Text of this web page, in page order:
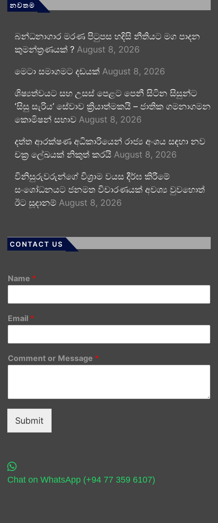
නවතම
බන්ධනාගාර මරණ පිටුපස හදිසි නීතියට මග පාදන
කුමන්ත්‍රණයක් ? August 8, 2026
මෙටා සමාගමට දඩයක් August 8, 2026
ශිෂ්‍යත්වයට සහ උසස් පෙළට පෙනී සිටින සිසුන්ට
‘සිසු සැරිය’ සේවාව ක්‍රියාත්මකයි – ජාතික ගමනාගමන
කොමිෂන් සභාව August 8, 2026
දත්ත ආරක්ෂණ අධිකාරියෙන් රාජ්‍ය අංශය සඳහා නව
චක්‍ර ලේඛයක් නිකුත් කරයි August 8, 2026
විනිසුරුවරුන්ගේ විශ්‍රාම වයස දීර්ඝ කිරීමේ
සංශෝධනයට ජනමත විචාරණයක් අවශ්‍ය වුවහොත්
ඊට සූදානම් August 8, 2026
CONTACT US
Name *
Email *
Comment or Message *
Submit
Chat on WhatsApp (+94 77 359 6107)